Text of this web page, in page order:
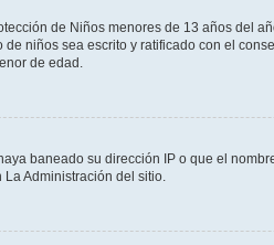
de Niños menores de 13 años del
niños sea escrito y ratificado con el
de edad.
baneado su dirección IP o que el
Administración del sitio.